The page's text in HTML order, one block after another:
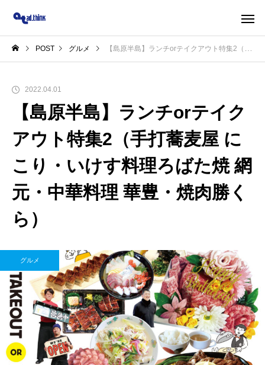
POST グルメ 【島原半島】ランチorテイクアウト特集2（手打蕎麦屋 にこり・いけす料理ろばた焼 網元・中華料理 華豊・焼肉勝くら）
2022.04.01
【島原半島】ランチorテイク
アウト特集2（手打蕎麦屋 に
こり・いけす料理ろばた焼 網
元・中華料理 華豊・焼肉勝く
ら）
グルメ